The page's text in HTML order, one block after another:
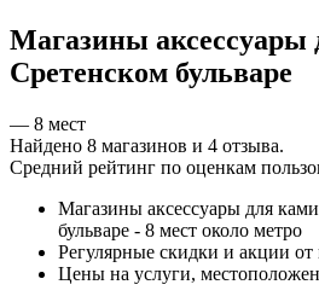
Магазины аксессуары
Сретенском бульваре
— 8 мест
Найдено 8 магазинов и 4 отзыва.
Средний рейтинг по оценкам
Магазины аксессуары для
бульваре - 8 мест около метро
Регулярные скидки и акции от
Цены на услуги,